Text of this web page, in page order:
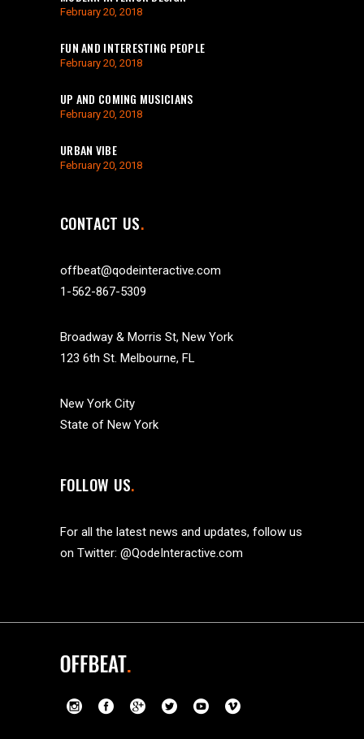
February 20, 2018
FUN AND INTERESTING PEOPLE
February 20, 2018
UP AND COMING MUSICIANS
February 20, 2018
URBAN VIBE
February 20, 2018
CONTACT US
offbeat@qodeinteractive.com
1-562-867-5309
Broadway & Morris St, New York
123 6th St. Melbourne, FL
New York City
State of New York
FOLLOW US
For all the latest news and updates, follow us
on Twitter: @QodeInteractive.com